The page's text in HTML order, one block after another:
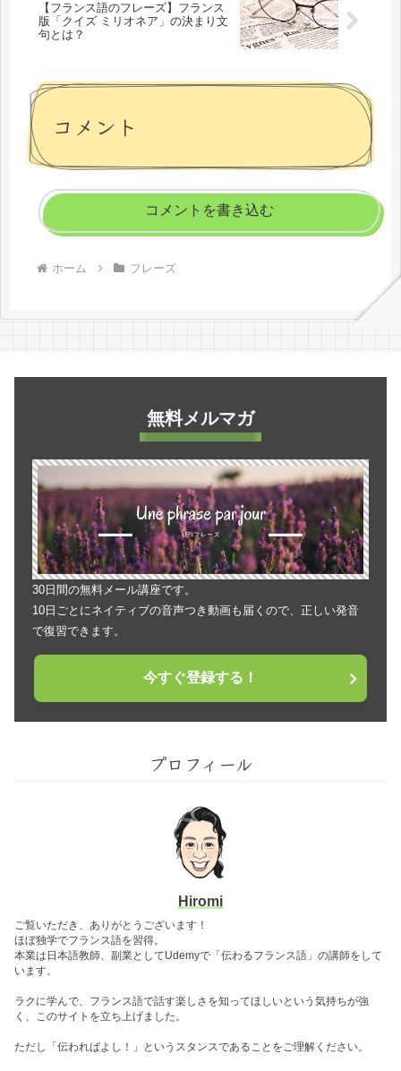
【フランス語のフレーズ】フランス
版「クイズ ミリオネア」の決まり文
句とは？
コメント
コメントを書き込む
ホーム フレーズ
無料メルマガ
30日間の無料メール講座です。
10日ごとにネイティブの音声つき動画も届くので、正しい発音
で復習できます。
今すぐ登録する！
プロフィール
Hiromi
ご覧いただき、ありがとうございます！
ほぼ独学でフランス語を習得。
本業は日本語教師、副業としてUdemyで「伝わるフランス語」の講師をして
います。
ラクに学んで、フランス語で話す楽しさを知ってほしいという気持ちが強
く、このサイトを立ち上げました。
ただし「伝わればよし！」というスタンスであることをご理解ください。